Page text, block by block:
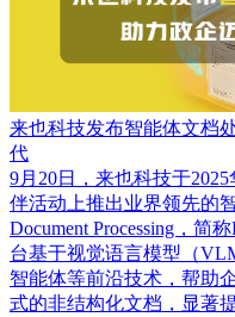
来也科技发布智能体文档
代
9月20日，来也科技于
伴活动上推出业界领先的
Document Processing，简
台基于视觉语言模型（
智能体等前沿技术，帮助
式的非结构化文档，显著